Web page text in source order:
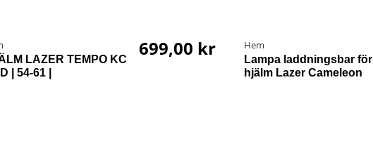
LAZER TEMPO KC
| 54-61 |
699,00 kr Hem
Lampa laddningsbar för
hjälm Lazer Cameleon